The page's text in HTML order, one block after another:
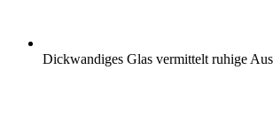
Dickwandiges Glas vermittelt ruhige